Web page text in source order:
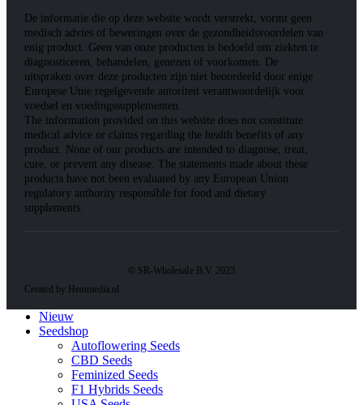
De informatie die op deze website wordt verstrekt, vormt geen
medisch advies of beweringen over de gezondheidsvoordelen van
enig product. Geen van onze producten is bedoeld om ziekten te
diagnosticeren, behandelen, genezen of voorkomen. De
uitspraken over deze producten zijn niet beoordeeld door enige
Europese Unie regelgevende autoriteit verantwoordelijk voor
voedsel en voedingssupplementen.
The information provided on this website does not constitute
medical advice or claims regarding the health benefits of any
product. None of our products are intended to diagnose, treat,
cure, or prevent any disease. The statements made about these
products have not been evaluated by any European Union
regulatory authority responsible for food and dietary
supplements.
© SR-Wholesale B.V. 2023
Created by Heatmedia.nl
Nieuw
Seedshop
Autoflowering Seeds
CBD Seeds
Feminized Seeds
F1 Hybrids Seeds